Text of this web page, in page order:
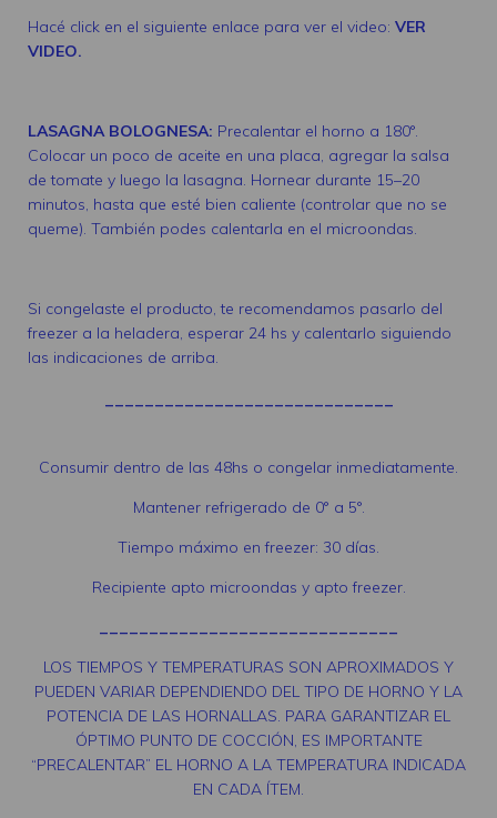
Hacé click en el siguiente enlace para ver el video: VER
VIDEO.
LASAGNA BOLOGNESA: Precalentar el horno a 180°.
Colocar un poco de aceite en una placa, agregar la salsa
de tomate y luego la lasagna. Hornear durante 15–20
minutos, hasta que esté bien caliente (controlar que no se
queme). También podes calentarla en el microondas.
Si congelaste el producto, te recomendamos pasarlo del
freezer a la heladera, esperar 24 hs y calentarlo siguiendo
las indicaciones de arriba.
Consumir dentro de las 48hs o congelar inmediatamente.
Mantener refrigerado de 0° a 5°.
Tiempo máximo en freezer: 30 días.
Recipiente apto microondas y apto freezer.
LOS TIEMPOS Y TEMPERATURAS SON APROXIMADOS Y
PUEDEN VARIAR DEPENDIENDO DEL TIPO DE HORNO Y LA
POTENCIA DE LAS HORNALLAS. PARA GARANTIZAR EL
ÓPTIMO PUNTO DE COCCIÓN, ES IMPORTANTE
“PRECALENTAR” EL HORNO A LA TEMPERATURA INDICADA
EN CADA ÍTEM.